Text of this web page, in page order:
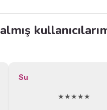
almış
Su
★★★★★